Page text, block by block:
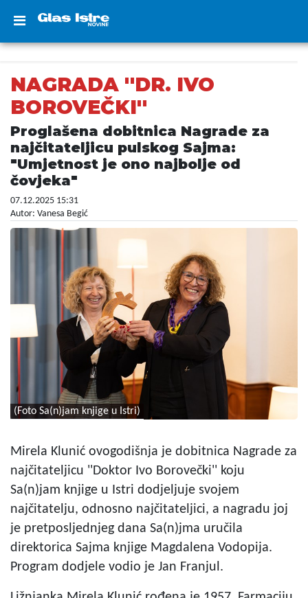
NAGRADA ''DR. IVO
BOROVEČKI''
Proglašena dobitnica Nagrade za
najčitateljicu pulskog Sajma:
"Umjetnost je ono najbolje od
čovjeka"
07.12.2025 15:31
Autor: Vanesa Begić
(Foto Sa(n)jam knjige u Istri)
Mirela Klunić ovogodišnja je dobitnica Nagrade za
najčitateljicu ''Doktor Ivo Borovečki'' koju
Sa(n)jam knjige u Istri dodjeljuje svojem
najčitatelju, odnosno najčitateljici, a nagradu joj
je pretposljednjeg dana Sa(n)jma uručila
direktorica Sajma knjige Magdalena Vodopija.
Program dodjele vodio je Jan Franjul.